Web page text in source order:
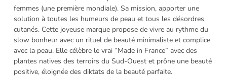
femmes (une première mondiale). Sa mission, apporter une
solution à toutes les humeurs de peau et tous les désordres
cutanés. Cette joyeuse marque propose de vivre au rythme du
slow bonheur avec un rituel de beauté minimaliste et complice
avec la peau. Elle célèbre le vrai “Made in France” avec des
plantes natives des terroirs du Sud-Ouest et prône une beauté
positive, éloignée des diktats de la beauté parfaite.